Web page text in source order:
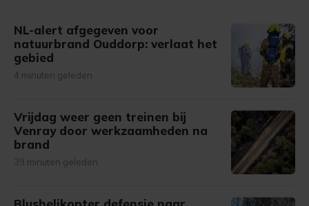
NL-alert afgegeven voor
natuurbrand Ouddorp: verlaat het
gebied
4 minuten geleden
Vrijdag weer geen treinen bij
Venray door werkzaamheden na
brand
39 minuten geleden